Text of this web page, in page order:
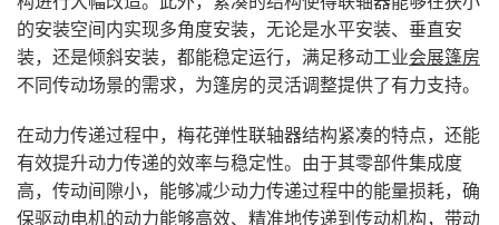
的安装空间内实现多角度安装，无论是水平安装、垂直安
装，还是倾斜安装，都能稳定运行，满足移动工业会展篷房
不同传动场景的需求，为篷房的灵活调整提供了有力支持。
在动力传递过程中，梅花弹性联轴器结构紧凑的特点，还能
有效提升动力传递的效率与稳定性。由于其零部件集成度
高，传动间隙小，能够减少动力传递过程中的能量损耗，确
保驱动电机的动力能够高效、精准地传递到传动机构，带动